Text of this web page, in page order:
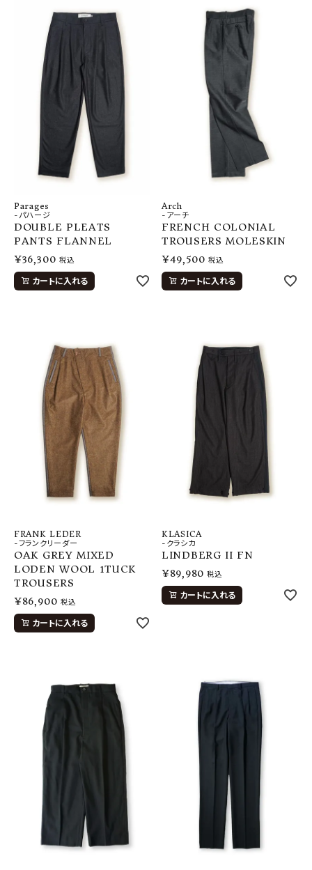
Parages
-パハージ
DOUBLE PLEATS
PANTS FLANNEL
¥36,300 税込
カートに入れる
Arch
-アーチ
FRENCH COLONIAL
TROUSERS MOLESKIN
¥49,500 税込
カートに入れる
FRANK LEDER
-フランクリーダー
OAK GREY MIXED
LODEN WOOL 1TUCK
TROUSERS
¥86,900 税込
カートに入れる
KLASICA
-クラシカ
LINDBERG II FN
¥89,980 税込
カートに入れる